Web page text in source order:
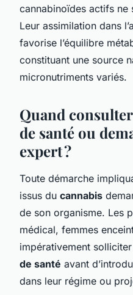
cannabinoïdes actifs ne
Leur assimilation dans
favorise l’équilibre
constituant une source
micronutriments variés.
Quand
de santé ou
expert ?
Toute démarche
issus du cannabis
de son organisme. Les
médical, femmes
impérativement solliciter
de santé avant
dans leur régime ou